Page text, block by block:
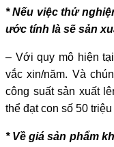
* Nếu việc thử
ước tính là sẽ sản
– Với quy mô hiện
vắc xin/năm. Và
công suất sản xuất
thể đạt con số 50
* Về giá sản phẩm